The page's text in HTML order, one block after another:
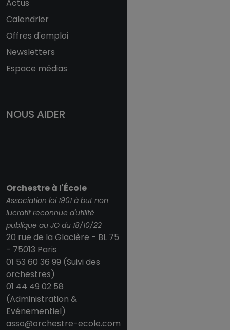
Actus
Calendrier
Offres d'emploi
Newsletters
Espace médias
NOUS AIDER
Orchestre à l'École
Association loi 1901 à but non
lucratif reconnue d'utilité
publique au JO du 18/10/22
20 rue de la Glacière - BL 75
- 75013 Paris
01 53 60 36 99 (Suivi des
orchestres)
01 44 49 02 58
(Administration &
Evénementiel)
asso@orchestre-ecole.com